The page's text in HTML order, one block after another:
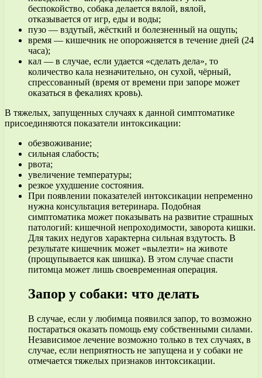
беспокойство, собака делается вялой, вялой,
отказывается от игр, еды и воды;
пузо — вздутый, жёсткий и болезненный на ощупь;
время — кишечник не опорожняется в течение дней (24
часа);
кал — в случае, если удается «сделать дела», то
количество кала незначительно, он сухой, чёрный,
спрессованный (время от времени при запоре может
оказаться в фекалиях кровь).
В тяжелых, запущенных случаях к данной симптоматике
присоединяются показатели интоксикации:
обезвоживание;
сильная слабость;
рвота;
увеличение температуры;
резкое ухудшение состояния.
При появлении показателей интоксикации непременно
нужна консультация ветеринара. Подобная
симптоматика может показывать на развитие страшных
патологий: кишечной непроходимости, заворота кишки.
Для таких недугов характерна сильная вздутость. В
результате кишечник может «вылезти» на животе
(прощупывается как шишка). В этом случае спасти
питомца может лишь своевременная операция.
Запор у собаки: что делать
В случае, если у любимца появился запор, то возможно
постараться оказать помощь ему собственными силами.
Независимое лечение возможно только в тех случаях, в
случае, если неприятность не запущена и у собаки не
отмечается тяжелых признаков интоксикации.